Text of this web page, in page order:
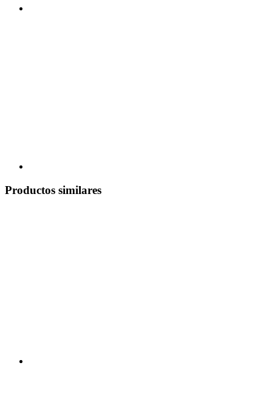
Productos similares